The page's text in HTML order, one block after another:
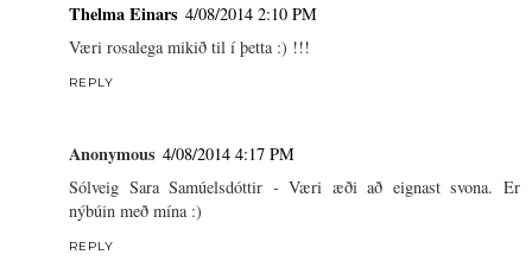
Thelma Einars 4/08/2014 2:10 PM
Væri rosalega mikið til í þetta :) !!!
REPLY
Anonymous 4/08/2014 4:17 PM
Sólveig Sara Samúelsdóttir - Væri æði að eignast svona. Er
nýbúin með mína :)
REPLY